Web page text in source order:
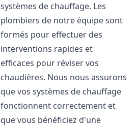
systèmes de chauffage. Les
plombiers de notre équipe sont
formés pour effectuer des
interventions rapides et
efficaces pour réviser vos
chaudières. Nous nous assurons
que vos systèmes de chauffage
fonctionnent correctement et
que vous bénéficiez d'une